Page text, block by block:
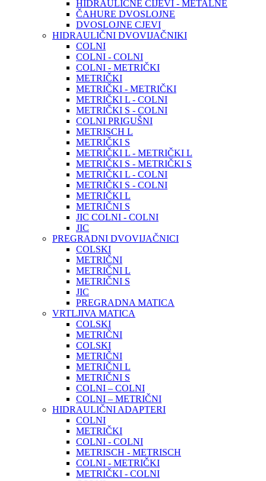
HIDRAULIČNE CIJEVI - METALNE
ČAHURE DVOSLOJNE
DVOSLOJNE CJEVI
HIDRAULIČNI DVOVIJAČNIKI
COLNI
COLNI - COLNI
COLNI - METRIČKI
METRIČKI
METRIČKI - METRIČKI
METRIČKI L - COLNI
METRIČKI S - COLNI
COLNI PRIGUŠNI
METRISCH L
METRIČKI S
METRIČKI L - METRIČKI L
METRIČKI S - METRIČKI S
METRIČKI L - COLNI
METRIČKI S - COLNI
METRIČKI L
METRIČNI S
JIC COLNI - COLNI
JIC
PREGRADNI DVOVIJAČNICI
COLSKI
METRIČNI
METRIČNI L
METRIČNI S
JIC
PREGRADNA MATICA
VRTLJIVA MATICA
COLSKI
METRIČNI
COLSKI
METRIČNI
METRIČNI L
METRIČNI S
COLNI – COLNI
COLNI – METRIČNI
HIDRAULIČNI ADAPTERI
COLNI
METRIČKI
COLNI - COLNI
METRISCH - METRISCH
COLNI - METRIČKI
METRIČKI - COLNI